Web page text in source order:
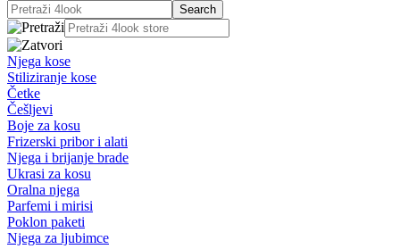
Njega kose
Stiliziranje kose
Četke
Češljevi
Boje za kosu
Frizerski pribor i alati
Njega i brijanje brade
Ukrasi za kosu
Oralna njega
Parfemi i mirisi
Poklon paketi
Njega za ljubimce